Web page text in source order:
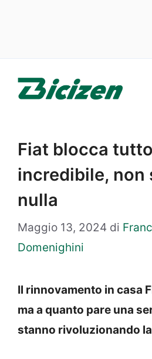
Fiat blocca
incredibile, non
nulla
Maggio 13, 2024 di
Domenighini
Il rinnovamento in casa
ma a quanto pare una
stanno rivoluzionando